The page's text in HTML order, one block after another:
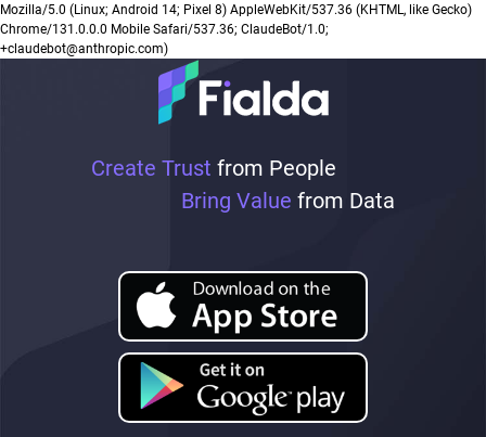
Create Trust from People
Bring Value from Data
Mozilla/5.0 (Linux; Android 14; Pixel 8) AppleWebKit/537.36 (KHTML, like Gecko)
Chrome/131.0.0.0 Mobile Safari/537.36; ClaudeBot/1.0;
+claudebot@anthropic.com)